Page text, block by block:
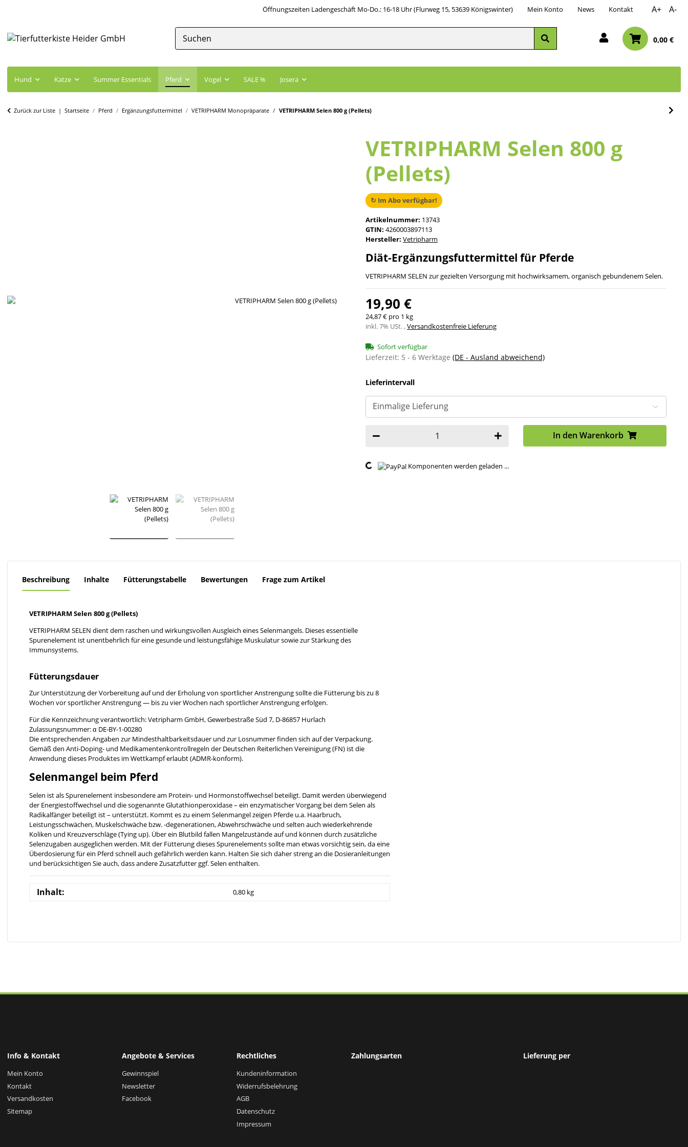
Öffnungszeiten Ladengeschäft Mo-Do.: 16-18 Uhr (Flurweg 15, 53639 Königswinter) Mein Konto News Kontakt A+ A-
0,00 €
Hund Katze Summer Essentials Pferd Vogel SALE % Josera
Zurück zur Liste Startseite Pferd Ergänzungsfuttermittel VETRIPHARM Monopräparate VETRIPHARM Selen 800 g (Pellets)
VETRIPHARM Selen 800 g
(Pellets)
↻ Im Abo verfügbar!
Artikelnummer: 13743
GTIN: 4260003897113
Hersteller: Vetripharm
Diät-Ergänzungsfuttermittel für Pferde
VETRIPHARM SELEN zur gezielten Versorgung mit hochwirksamem, organisch gebundenem Selen.
19,90 €
24,87 € pro 1 kg
inkl. 7% USt. ,Versandkostenfreie Lieferung
Sofort verfügbar
Lieferzeit: 5 - 6 Werktage (DE - Ausland abweichend)
Lieferintervall
In den Warenkorb
Loading... Komponenten werden geladen ...
Beschreibung Inhalte Fütterungstabelle Bewertungen Frage zum Artikel
VETRIPHARM Selen 800 g (Pellets)
VETRIPHARM SELEN dient dem raschen und wirkungsvollen Ausgleich eines Selenmangels. Dieses essentielle
Spurenelement ist unentbehrlich für eine gesunde und leistungsfähige Muskulatur sowie zur Stärkung des
Immunsystems.
Fütterungsdauer
Zur Unterstützung der Vorbereitung auf und der Erholung von sportlicher Anstrengung sollte die Fütterung bis zu 8
Wochen vor sportlicher Anstrengung — bis zu vier Wochen nach sportlicher Anstrengung erfolgen.
Für die Kennzeichnung verantwortlich: Vetripharm GmbH, Gewerbestraße Süd 7, D-86857 Hurlach
Zulassungsnummer: α DE-BY-1-00280
Die entsprechenden Angaben zur Mindesthaltbarkeitsdauer und zur Losnummer finden sich auf der Verpackung.
Gemäß den Anti-Doping- und Medikamentenkontrollregeln der Deutschen Reiterlichen Vereinigung (FN) ist die
Anwendung dieses Produktes im Wettkampf erlaubt (ADMR-konform).
Selenmangel beim Pferd
Selen ist als Spurenelement insbesondere am Protein- und Hormonstoffwechsel beteiligt. Damit werden überwiegend
der Energiestoffwechsel und die sogenannte Glutathionperoxidase – ein enzymatischer Vorgang bei dem Selen als
Radikalfänger beteiligt ist – unterstützt. Kommt es zu einem Selenmangel zeigen Pferde u.a. Haarbruch,
Leistungsschwächen, Muskelschwäche bzw. -degenerationen, Abwehrschwäche und selten auch wiederkehrende
Koliken und Kreuzverschläge (Tying up). Über ein Blutbild fallen Mangelzustände auf und können durch zusätzliche
Selenzugaben ausgeglichen werden. Mit der Fütterung dieses Spurenelements sollte man etwas vorsichtig sein, da eine
Überdosierung für ein Pferd schnell auch gefährlich werden kann. Halten Sie sich daher streng an die Dosieranleitungen
und berücksichtigen Sie auch, dass andere Zusatzfutter ggf. Selen enthalten.
Inhalt: 0,80 kg
Info & Kontakt
Mein Konto
Kontakt
Versandkosten
Sitemap
Angebote & Services
Gewinnspiel
Newsletter
Facebook
Rechtliches
Kundeninformation
Widerrufsbelehrung
AGB
Datenschutz
Impressum
Zahlungsarten Lieferung per